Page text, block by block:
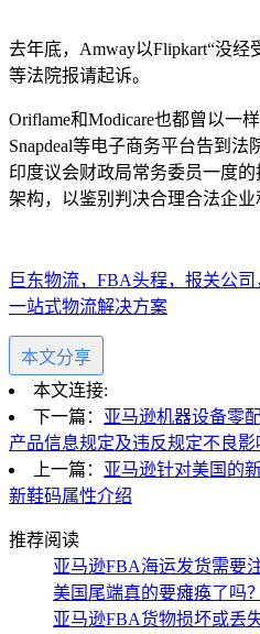
去年底，Amway以Flipkart“没经
等法院报请起诉。
Oriflame和Modicare也都曾以一
Snapdeal等电子商务平台告到法
印度议会财政局常务委员一度
架构，以鉴别判决合理合法企业
巨东物流，FBA头程，报关公
一站式物流解决方案
本文分享
本文连接:
下一篇： 亚马逊机器设备零
产品信息规定及违反规定不良影
上一篇： 亚马逊针对美国的
新鞋码属性介绍
推荐阅读
亚马逊FBA海运发货需要
美国尾端真的要瘫痪了吗？
亚马逊FBA货物损坏或丢